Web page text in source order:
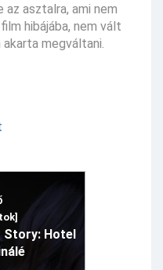
asztalra, ami nem
hibájába, nem vált
megváltani.
Story: Hotel